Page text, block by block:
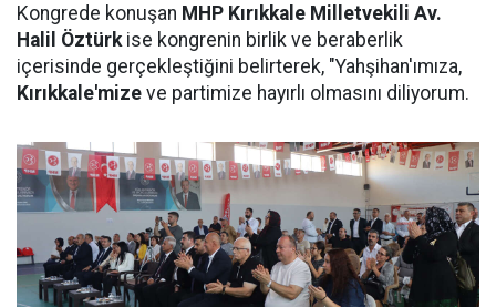
Kongrede konuşan MHP Kırıkkale Milletvekili Av.
Halil Öztürkise kongrenin birlik ve beraberlik
içerisinde gerçekleştiğini belirterek, "Yahşihan'ımıza,
Kırıkkale'mize ve partimize hayırlı olmasını diliyorum.